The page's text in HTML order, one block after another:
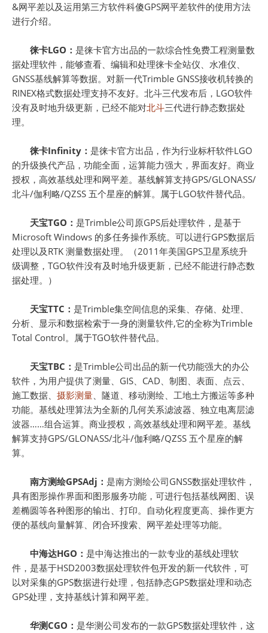
&网平差以及运用第三方软件科傻GPS网平差软件的使用方法
进行介绍。
徕卡LGO： 是徕卡官方出品的一款综合性免费工程测量数
据处理软件，能够查看、编辑和处理徕卡全站仪、水准仪、
GNSS基线解算等数据。对新一代Trimble GNSS接收机转换的
RINEX格式数据处理支持不友好。北斗三代发布后，LGO软件
没有及时地升级更新，已经不能对北斗三代进行静态数据处
理。
徕卡Infinity： 是徕卡官方出品，作为行业标杆软件LGO
的升级换代产品，功能全面，运算能力强大，界面友好。商业
授权，高效基线处理和网平差。基线解算支持GPS/GLONASS/
北斗/伽利略/QZSS 五个星座的解算。属于LGO软件替代品。
天宝TGO： 是Trimble公司原GPS后处理软件，是基于
Microsoft Windows 的多任务操作系统。可以进行GPS数据后
处理以及RTK 测量数据处理。（2011年美国GPS卫星系统升
级调整，TGO软件没有及时地升级更新，已经不能进行静态数
据处理。）
天宝TTC： 是Trimble集空间信息的采集、存储、处理、
分析、显示和数据检索于一身的测量软件,它的全称为Trimble
Total Control。属于TGO软件替代品。
天宝TBC： 是Trimble公司出品的新一代功能强大的办公
软件，为用户提供了测量、GIS、CAD、制图、表面、点云、
施工数据、 摄影测量、隧道、移动测绘、工地土方搬运等多种
功能。基线处理算法为全新的几何关系滤波器、独立电离层滤
波器……组合运算。商业授权，高效基线处理和网平差。基线
解算支持GPS/GLONASS/北斗/伽利略/QZSS 五个星座的解
算。
南方测绘GPSAdj： 是南方测绘公司GNSS数据处理软件，
具有图形操作界面和图形服务功能，可进行包括基线网图、误
差椭圆等各种图形的输出、打印。自动化程度更高、操作更方
便的基线向量解算、闭合环搜索、网平差处理等功能。
中海达HGO： 是中海达推出的一款专业的基线处理软
件，是基于HSD2003数据处理软件包开发的新一代软件，可
以对采集的GPS数据进行处理，包括静态GPS数据处理和动态
GPS处理，支持基线计算和网平差。
华测CGO： 是华测公司发布的一款GPS数据处理软件，这